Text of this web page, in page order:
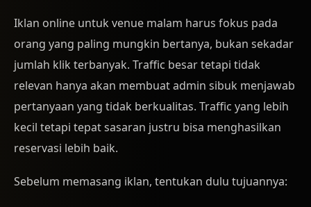
Iklan online untuk venue malam harus fokus pada
orang yang paling mungkin bertanya, bukan sekadar
jumlah klik terbanyak. Traffic besar tetapi tidak
relevan hanya akan membuat admin sibuk menjawab
pertanyaan yang tidak berkualitas. Traffic yang lebih
kecil tetapi tepat sasaran justru bisa menghasilkan
reservasi lebih baik.
Sebelum memasang iklan, tentukan dulu tujuannya: